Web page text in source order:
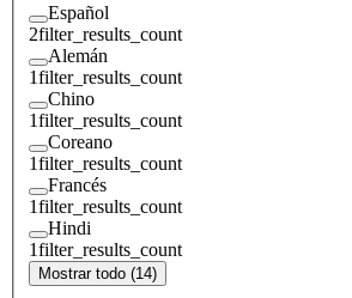
Español
2filter_results_count
Alemán
1filter_results_count
Chino
1filter_results_count
Coreano
1filter_results_count
Francés
1filter_results_count
Hindi
1filter_results_count
Mostrar todo (14)